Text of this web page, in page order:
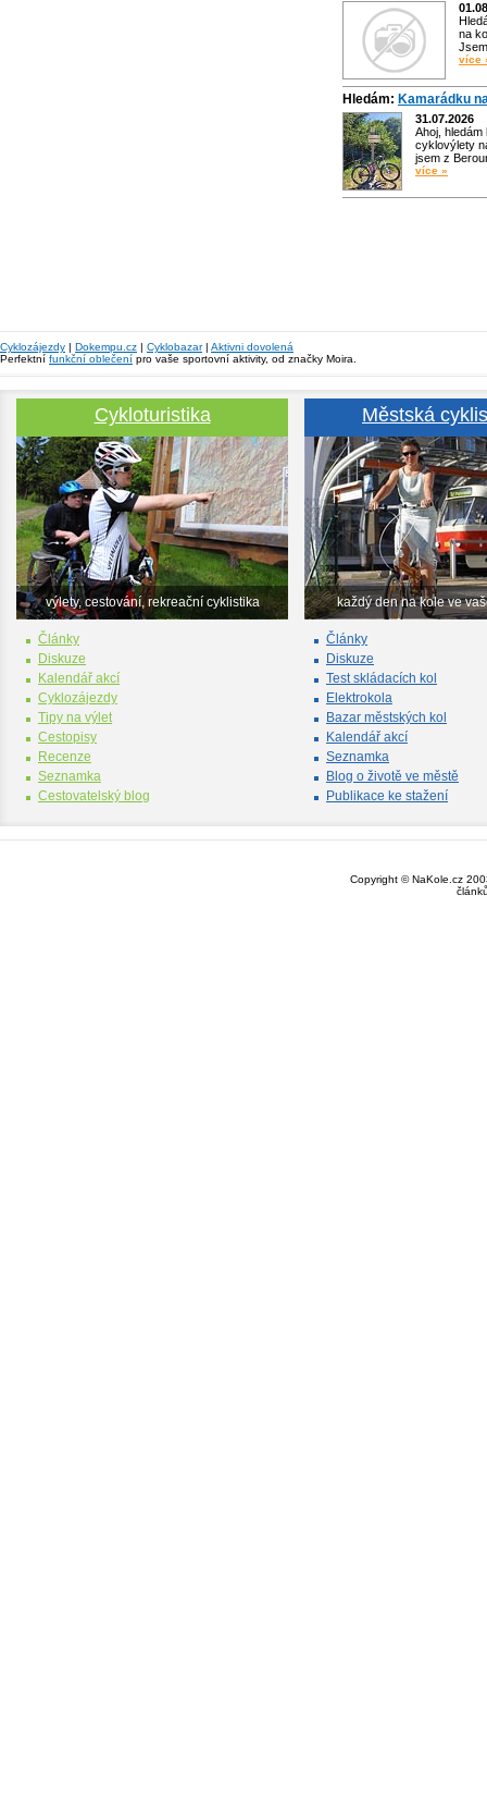
na
více
Hledám: Kamarádku
31.07.2026
Ahoj,
cyklovýlety
jsem z
více »
Cyklozájezdy | Dokempu.cz | Cyklobazar| Aktivni dovolená
Perfektní funkční oblečení pro vaše sportovní aktivity, od značky Moira.
Cykloturistika
výlety, cestování, rekreační cyklistika
Články
Diskuze
Kalendář akcí
Cyklozájezdy
Tipy na výlet
Cestopisy
Recenze
Seznamka
Cestovatelský blog
Městská
každý den na kole ve
Články
Diskuze
Test skládacích kol
Elektrokola
Bazar městských kol
Kalendář akcí
Seznamka
Blog o životě ve městě
Publikace ke stažení
Copyright © NaKole.cz